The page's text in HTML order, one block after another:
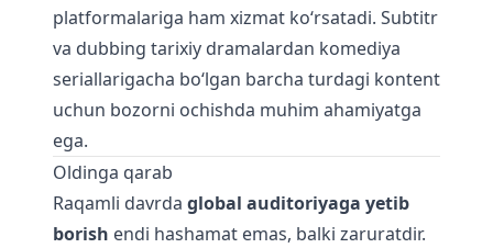
platformalariga ham xizmat ko‘rsatadi. Subtitr
va dubbing tarixiy dramalardan komediya
seriallarigacha bo‘lgan barcha turdagi kontent
uchun bozorni ochishda muhim ahamiyatga
ega.
Oldinga qarab
Raqamli davrda global auditoriyaga yetib
borish endi hashamat emas, balki zaruratdir.